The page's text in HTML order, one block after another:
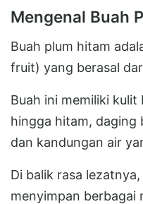
Mengenal Buah
Buah plum hitam
fruit) yang berasal
Buah ini memiliki
hingga hitam, daging
dan kandungan air
Di balik rasa
menyimpan berbagai